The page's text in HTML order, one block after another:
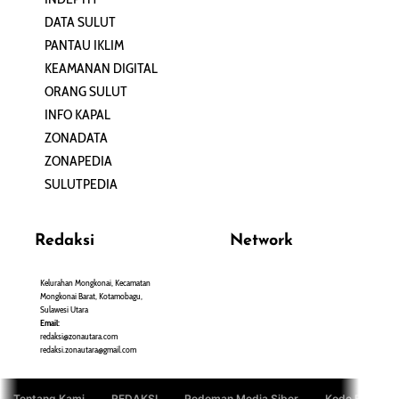
DATA SULUT
PANTAU IKLIM
KEAMANAN DIGITAL
ORANG SULUT
INFO KAPAL
ZONADATA
ZONAPEDIA
SULUTPEDIA
Redaksi
Kelurahan Mongkonai, Kecamatan
Mongkonai Barat, Kotamobagu,
Sulawesi Utara
Email:
redaksi@zonautara.com
redaksi.zonautara@gmail.com
Network